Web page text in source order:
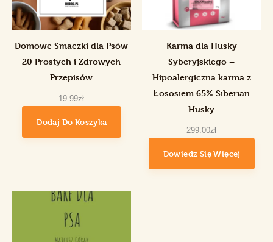
Domowe Smaczki dla Psów
20 Prostych i Zdrowych
Przepisów
19.99zł
Dodaj Do Koszyka
Karma dla Husky
Syberyjskiego –
Hipoalergiczna karma z
Łososiem 65% Siberian
Husky
299.00zł
Dowiedz Się Więcej